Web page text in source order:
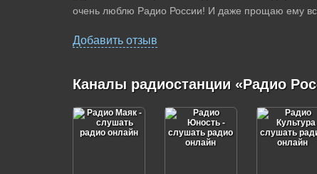
очень люблю Радио России! И даже прощаю ему
Добавить отзыв
Каналы радиостанции «Радио